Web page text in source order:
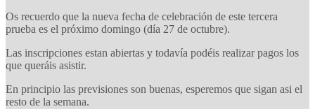
Os recuerdo que la nueva fecha de celebración de este tercera
prueba es el próximo domingo (día 27 de octubre).
Las inscripciones estan abiertas y todavía podéis realizar pagos los
que queráis asistir.
En principio las previsiones son buenas, esperemos que sigan asi el
resto de la semana.